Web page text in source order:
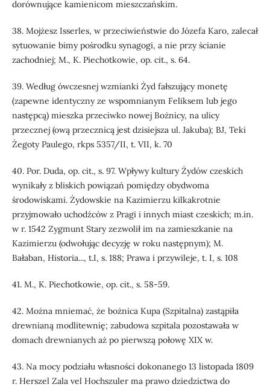
dorównujące kamienicom mieszczańskim.
38. Mojżesz Isserles, w przeciwieństwie do Józefa Karo, zalecał
sytuowanie bimy pośrodku synagogi, a nie przy ścianie
zachodniej; M., K. Piechotkowie, op. cit., s. 64.
39. Według ówczesnej wzmianki Żyd fałszujący monetę
(zapewne identyczny ze wspomnianym Feliksem lub jego
następcą) mieszka przeciwko nowej Bożnicy, na ulicy
przecznej (ową przecznicą jest dzisiejsza ul. Jakuba); BJ, Teki
Żegoty Paulego, rkps 5357/II, t. VII, k. 70
40. Por. Duda, op. cit., s. 97. Wpływy kultury Żydów czeskich
wynikały z bliskich powiązań pomiędzy obydwoma
środowiskami. Żydowskie na Kazimierzu kilkakrotnie
przyjmowało uchodźców z Pragi i innych miast czeskich; m.in.
w r. 1542 Zygmunt Stary zezwolił im na zamieszkanie na
Kazimierzu (odwołując decyzję w roku następnym); M.
Bałaban, Historia..., t.I, s. 188; Prawa i przywileje, t. I, s. 108
41. M., K. Piechotkowie, op. cit., s. 58-59.
42. Można mniemać, że bożnica Kupa (Szpitalna) zastąpiła
drewnianą modlitewnię; zabudowa szpitala pozostawała w
domach drewnianych aż po pierwszą połowę XIX w.
43. Na mocy podziału własności dokonanego 13 listopada 1809
r. Herszel Zala vel Hochszuler ma prawo dziedzictwa do